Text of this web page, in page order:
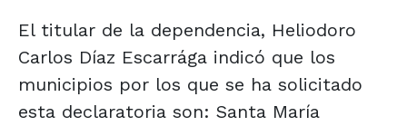
El titular de la dependencia, Heliodoro
Carlos Díaz Escarrága indicó que los
municipios por los que se ha solicitado
esta declaratoria son: Santa María